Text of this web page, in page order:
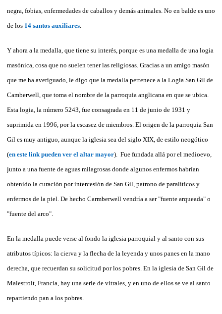
negra, fobias, enfermedades de caballos y demás animales. No en balde es uno
de los 14 santos auxiliares
Y ahora a la medalla, que tiene su interés, porque es una medalla de una logia
masónica, cosa que no suelen tener las religiosas. Gracias a un amigo masón
que me ha averiguado, le digo que la medalla pertenece a la Logia San Gil de
Camberwell, que toma el nombre de la parroquia anglicana en que se ubica.
Esta logia, la número 5243, fue consagrada en 11 de junio de 1931 y
suprimida en 1996, por la escasez de miembros. El origen de la parroquia San
Gil es muy antiguo, aunque la iglesia sea del siglo XIX, de estilo neogótico
(en este link pueden ver el altar mayor). Fue fundada allá por el medioevo,
junto a una fuente de aguas milagrosas donde algunos enfermos habrían
obtenido la curación por intercesión de San Gil, patrono de paralíticos y
enfermos de la piel. De hecho Carmberwell vendría a ser "fuente arqueada" o
"fuente del arco".
En la medalla puede verse al fondo la iglesia parroquial y al santo con sus
atributos típicos: la cierva y la flecha de la leyenda y unos panes en la mano
derecha, que recuerdan su solicitud por los pobres. En la iglesia de San Gil de
Malestroit, Francia, hay una serie de vitrales, y en uno de ellos se ve al santo
repartiendo pan a los pobres.